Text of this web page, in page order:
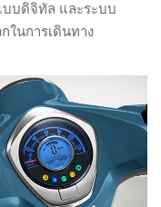
บบดิจิทัล และระบบ
ในการเดินทาง